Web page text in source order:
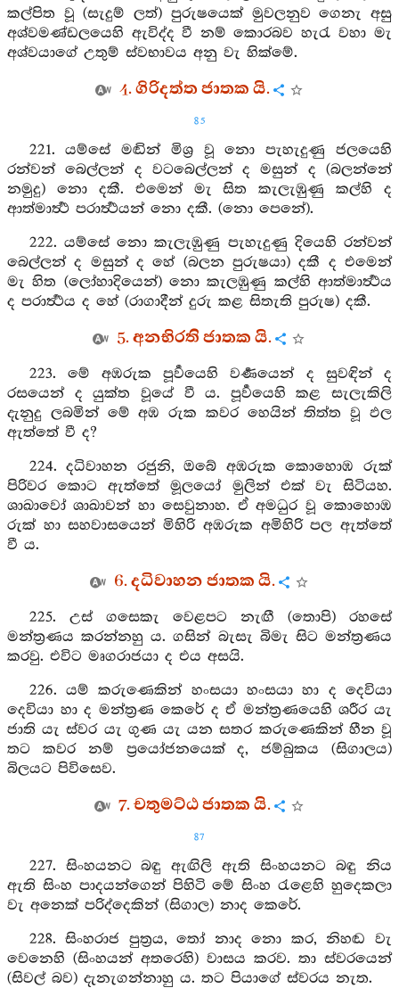
කල්පිත වූ (සැදුම් ලත්) පුරුෂයෙක් මුවලනුව ගෙනැ අසු
අශ්වමණ්ඩලයෙහි ඇවිද්ද වී නම් කොරබව හැරැ වහා මැ
අශ්වයාගේ උතුම් ස්වභාවය අනු වැ හික්මේ.
4. ගිරිදත්ත ජාතක යි.
85
221. යම්සේ මඬින් මිශ්‍ර වූ නො පැහැදුණු ජලයෙහි
රන්වන් බෙල්ලන් ද වටබෙල්ලන් ද මසුන් ද (බලන්නේ
නමුදු) නො දකී. එමෙන් මැ සිත කැලැඹුණු කල්හි ද
ආත්මාර්‍ත්‍ථ පරාර්‍ත්‍ථයන් නො දකී. (නො පෙනේ).
222. යම්සේ නො කැලැඹුණු පැහැදුණු දියෙහි රන්වන්
බෙල්ලන් ද මසුන් ද හේ (බලන පුරුෂයා) දකී ද එමෙන්
මැ හිත (ලෝහාදියෙන්) නො කැලඹුණු කල්හි ආත්මාර්‍ත්‍ථය
ද පරාර්‍ත්‍ථය ද හේ (රාගාදීන් දුරු කළ සිතැති පුරුෂ) දකී.
5. අනභිරති ජාතක යි.
223. මේ අඹරුක පූර්‍වයෙහි වර්‍ණයෙන් ද සුවඳින් ද
රසයෙන් ද යුක්ත වූයේ වී ය. පූර්‍වයෙහි කළ සැලැකිලි
දැනුදු ලබමින් මේ අඹ රුක කවර හෙයින් තිත්ත වූ ඵල
ඇත්තේ වී ද?
224. දධිවාහන රජුනි, ඔබේ අඹරුක කොහොඹ රුක්
පිරිවර කොට ඇත්තේ මූලයෝ මුලින් එක් වැ සිටියහ.
ශාඛාවෝ ශාඛාවන් හා සෙවුනාහ. ඒ අමධුර වූ කොහොඹ
රුක් හා සහවාසයෙන් මිහිරි අඹරුක අමිහිරි පල ඇත්තේ
වී ය.
6. දධිවාහන ජාතක යි.
225. උස් ගසෙකැ වෙළපට නැඟී (තොපි) රහසේ
මන්ත්‍රණය කරන්නහු ය. ගසින් බැසැ බිමැ සිට මන්ත්‍රණය
කරවු. එවිට මෘගරාජයා ද එය අසයි.
226. යම් කරුණෙකින් හංසයා හංසයා හා ද දෙවියා
දෙවියා හා ද මන්ත්‍රණ කෙරේ ද ඒ මන්ත්‍රණයෙහි ශරීර යැ
ජාති යැ ස්‍වර යැ ගුණ යැ යන සතර කරුණෙකින් හීන වූ
තට කවර නම් ප්‍රයෝජනයෙක් ද, ජම්බුකය (සිගාලය)
බිලයට පිවිසෙව.
7. චතුමට්ඨ ජාතක යි.
87
227. සිංහයනට බඳු ඇඟිලි ඇති සිංහයනට බඳු නිය
ඇති සිංහ පාදයන්ගෙන් පිහිටි මේ සිංහ රැළෙහි හුදෙකලා
වැ අනෙක් පරිද්දෙකින් (සිගාල) නාද කෙරේ.
228. සිංහරාජ පුත්‍රය, තෝ නාද නො කර, නිහඬ වැ
වෙනෙහි (සිංහයන් අතරෙහි) වාසය කරව. තා ස්වරයෙන්
(සිවල් බව) දැනැගන්නාහු ය. තට පියාගේ ස්වරය නැත.